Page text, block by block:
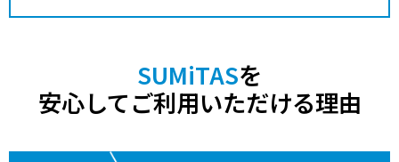
SUMiTASを
安心してご利用いただける理由